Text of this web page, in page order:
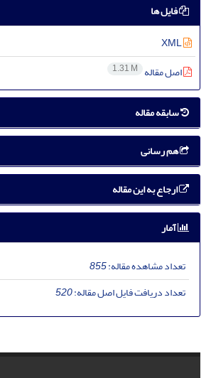
فایل ها
اصل مقاله 1.31 M
سابقه مقاله
هم رسانی
ارجاع به این مقاله
آمار
تعداد مشاهده مقاله:855
تعداد دریافت فایل اصل مقاله:520